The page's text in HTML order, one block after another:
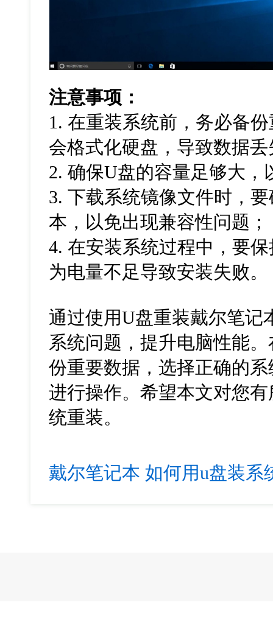
注意事项：
1. 在重装系统前，务必备
会格式化硬盘，导致数据
2. 确保U盘的容量足够大
3. 下载系统镜像文件时，
本，以免出现兼容性问题；
4. 在安装系统过程中，要
为电量不足导致安装失败。
通过使用U盘重装戴尔笔记
系统问题，提升电脑性能
份重要数据，选择正确的
进行操作。希望本文对您
统重装。
戴尔笔记本 如何用u盘装系